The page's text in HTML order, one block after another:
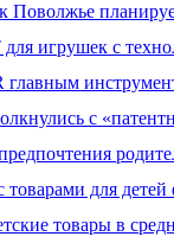
Поволжье
игрушек с
главным
с
товарами для
товары в